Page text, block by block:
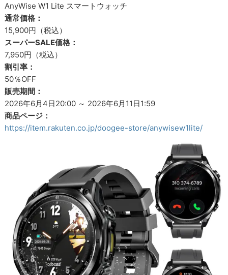
AnyWise W1 Lite スマートウォッチ
通常価格：
15,900円（税込）
スーパーSALE価格：
7,950円（税込）
割引率：
50％OFF
販売期間：
2026年6月4日20:00 ～ 2026年6月11日1:59
商品ページ：
https://item.rakuten.co.jp/doogee-store/anywisew1lite/